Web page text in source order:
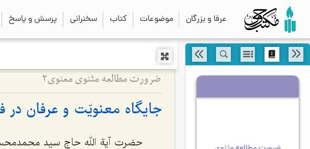
عرفا و بزرگان موضوعات کتاب سخنرانی پرسش و پاسخ
ضرورت مطالعه مثنوی معنوی2
جايگاه معنويّت و عرفان در
حضرت آیة الله حاج سید